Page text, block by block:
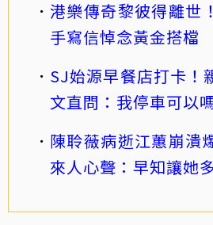
港樂傳奇黎彼得離世
手寫信悼念黃金搭檔
SJ始源早餐店打卡！
文直問：我停車可以
陳聆薇病逝江蕙崩潰
來人心聲：早知讓她